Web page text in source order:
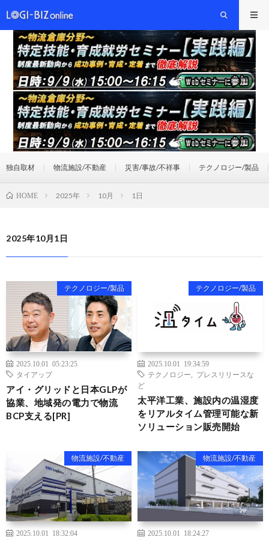
独自取材 物流施設/不動産 災害/事故/不祥事 テクノロジー/製品
HOME 2025年 10月 1日
2025年10月1日
テクノロジー/製品
2025.10.01 05:23:25
タイアップ
アイ・グリッドと日本GLPが
協業、地域発の電力で物流
BCP支える[PR]
テクノロジー/製品
2025.10.01 19:34:59
テクノロジー
プレスリリースな
ど
太平洋工業、施設内の温湿度
をリアルタイム管理可能な新
ソリューション販売開始
物流施設/不動産
2025.10.01 18:32:04
物流施設/不動産
2025.10.01 18:24:27